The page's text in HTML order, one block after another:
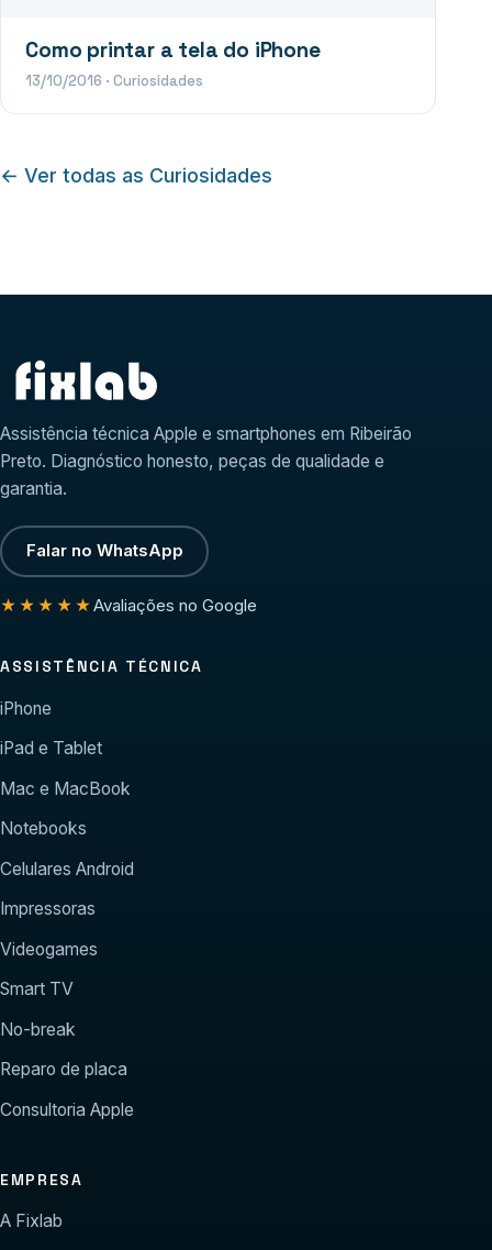
Como printar a tela do iPhone
13/10/2016 ·Curiosidades
← Ver todas as Curiosidades
Assistência técnica Apple e smartphones em Ribeirão
Preto. Diagnóstico honesto, peças de qualidade e
garantia.
Falar no WhatsApp
★★★★★Avaliações no Google
ASSISTÊNCIA TÉCNICA
iPhone
iPad e Tablet
Mac e MacBook
Notebooks
Celulares Android
Impressoras
Videogames
Smart TV
No-break
Reparo de placa
Consultoria Apple
EMPRESA
A Fixlab